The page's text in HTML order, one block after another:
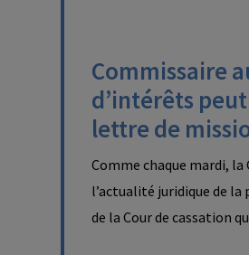
Commissaire
d’intérêts
lettre de
Comme chaque mardi, la
l’actualité juridique de la
de la Cour de cassation